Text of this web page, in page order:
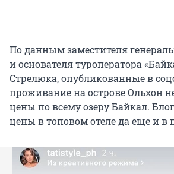
По данным заместителя
и основателя туроператора
Стрелюка, опубликованные в
проживание на острове Ольхон
цены по всему озеру Байкал.
цены в топовом отеле да еще и в